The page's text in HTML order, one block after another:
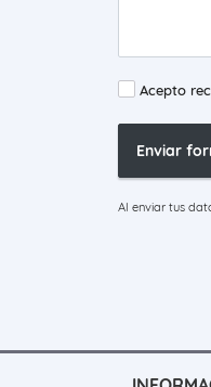
Acepto
Enviar
Al enviar tus